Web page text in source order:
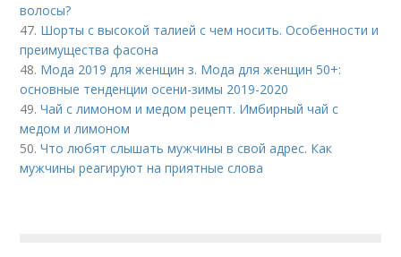
волосы?
47. Шорты с высокой талией с чем носить. Особенности и
преимущества фасона
48. Мода 2019 для женщин з. Мода для женщин 50+:
основные тенденции осени-зимы 2019-2020
49.Чай с лимоном и медом рецепт. Имбирный чай с
медом и лимоном
50.Что любят слышать мужчины в свой адрес. Как
мужчины реагируют на приятные слова